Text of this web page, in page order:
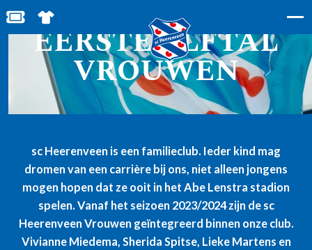
BESTEL JOUW TICKETS
SHOP IN DE FEANSTORE
EERSTE ELFTAL
VROUWEN
sc Heerenveen is een familieclub. Ieder kind mag
dromen van een carrière bij ons, niet alleen jongens
mogen hopen dat ze ooit in het Abe Lenstra stadion
spelen. Vanaf het seizoen 2023/2024 zijn de sc
Heerenveen Vrouwen geïntegreerd binnen onze club.
Vivianne Miedema, Sherida Spitse, Lieke Martens en